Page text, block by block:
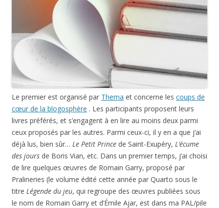
Le premier est organisé par Thema et concerne les coups de
cœur de la blogosphère . Les participants proposent leurs
livres préférés, et s’engagent à en lire au moins deux parmi
ceux proposés par les autres. Parmi ceux-ci, il y en a que j’ai
déjà lus, bien sûr… Le Petit Prince de Saint-Exupéry, L’écume
des jours de Boris Vian, etc. Dans un premier temps, j’ai choisi
de lire quelques œuvres de Romain Garry, proposé par
Pralineries (le volume édité cette année par Quarto sous le
titre Légende du jeu, qui regroupe des œuvres publiées sous
le nom de Romain Garry et d’Émile Ajar, est dans ma PAL/pile